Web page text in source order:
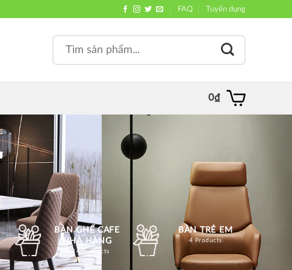
FAQ Tuyển dụng
for:
0₫
BÀN GHẾ CAFE
NHÀ HÀNG
1214 Products
BÀN TRẺ EM
4 Products